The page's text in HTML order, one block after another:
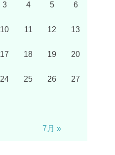
3 4 5 6
10 11 12 13
17 18 19 20
24 25 26 27
7月 »